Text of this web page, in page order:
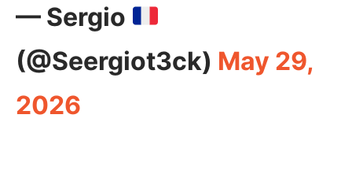
— Sergio
(@Seergiot3ck) May 29,
2026